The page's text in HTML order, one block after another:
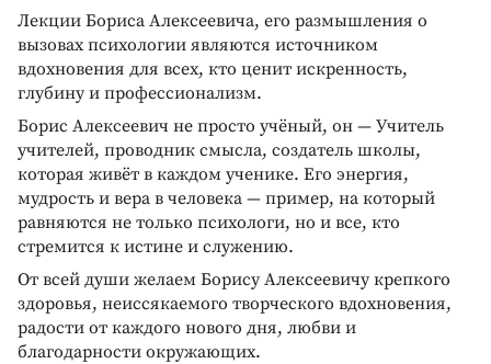
Лекции Бориса Алексеевича, его размышления о
вызовах психологии являются источником
вдохновения для всех, кто ценит искренность,
глубину и профессионализм.
Борис Алексеевич не просто учёный, он — Учитель
учителей, проводник смысла, создатель школы,
которая живёт в каждом ученике. Его энергия,
мудрость и вера в человека — пример, на который
равняются не только психологи, но и все, кто
стремится к истине и служению.
От всей души желаем Борису Алексеевичу крепкого
здоровья, неиссякаемого творческого вдохновения,
радости от каждого нового дня, любви и
благодарности окружающих.